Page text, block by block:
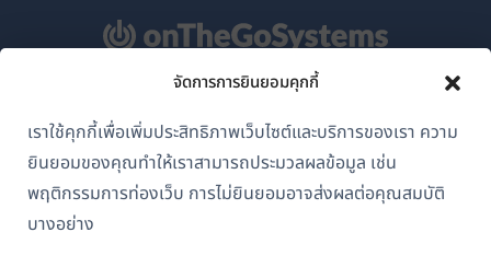
จัดการการยินยอมคุกกี้
เราใช้คุกกี้เพื่อเพิ่มประสิทธิภาพเว็บไซต์และบริการของเรา ความ
ยินยอมของคุณทำให้เราสามารถประมวลผลข้อมูล เช่น
พฤติกรรมการท่องเว็บ การไม่ยินยอมอาจส่งผลต่อคุณสมบัติ
บางอย่าง
GDPR และนโยบายความเป็นส่วนตัว
เข้าร่วมทีมของเรา(เปิด